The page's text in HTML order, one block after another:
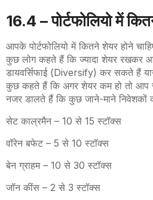
16.4 –पोर्टफोलियो में
आपके पोर्टफोलियो में कितने शेयर होने
कुछ लोग कहते हैं कि ज्यादा शेयर रखकर
डायवर्सिफाई(Diversify) कर सकते हैं
कुछ कहते हैं कि अगर शेयर कम हो तो आप
नजर डालते हैं कि कुछ जाने-माने निवेशकों
सेट काल्रमैन – 10 से 15 स्टॉक्स
वॉरेन बफेट – 5 से 10 स्टॉक्स
बेन ग्राहम – 10 से 30 स्टॉक्स
जॉन कींस – 2 से 3 स्टॉक्स